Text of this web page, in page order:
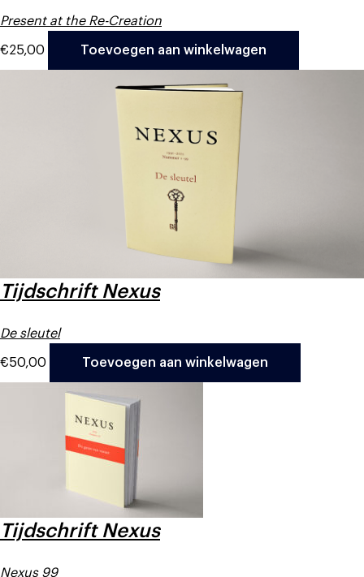
Present at the Re-Creation
€25,00 Toevoegen aan winkelwagen
Tijdschrift Nexus
De sleutel
€50,00 Toevoegen aan winkelwagen
Tijdschrift Nexus
Nexus 99